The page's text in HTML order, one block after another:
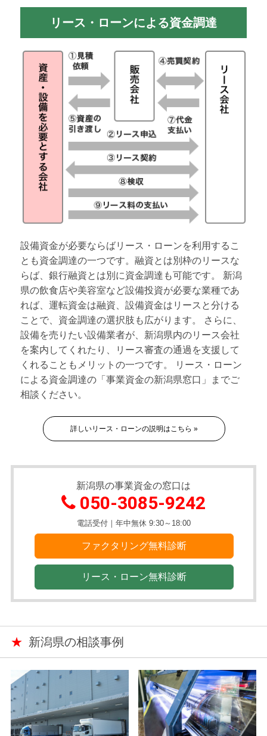
リース・ローンによる資金調達
設備資金が必要ならばリース・ローンを利用するこ
とも資金調達の一つです。融資とは別枠のリースな
らば、銀行融資とは別に資金調達も可能です。 新潟
県の飲食店や美容室など設備投資が必要な業種であ
れば、運転資金は融資、設備資金はリースと分ける
ことで、資金調達の選択肢も広がります。 さらに、
設備を売りたい設備業者が、新潟県内のリース会社
を案内してくれたり、リース審査の通過を支援して
くれることもメリットの一つです。 リース・ローン
による資金調達の「事業資金の新潟県窓口」までご
相談ください。
詳しいリース・ローンの説明はこちら »
新潟県の事業資金の窓口は
050-3085-9242
電話受付｜年中無休 9:30～18:00
ファクタリング無料診断
リース・ローン無料診断
★ 新潟県の相談事例